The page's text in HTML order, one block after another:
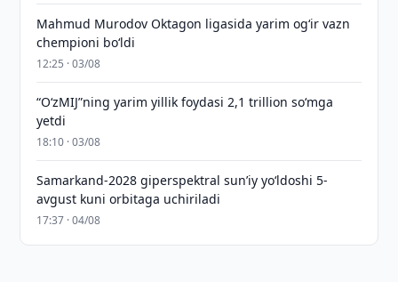
Mahmud Murodov Oktagon ligasida yarim og‘ir vazn
chempioni bo‘ldi
12:25 · 03/08
“O‘zMIJ”ning yarim yillik foydasi 2,1 trillion so‘mga
yetdi
18:10 · 03/08
Samarkand-2028 giperspektral sun’iy yo‘ldoshi 5-
avgust kuni orbitaga uchiriladi
17:37 · 04/08